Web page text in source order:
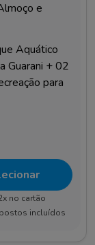
e
Aquático
Guarani + 02
para
no cartão
incluídos